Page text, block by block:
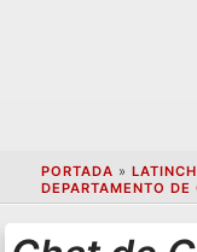
PORTADA »
DEPARTAMENTO DE